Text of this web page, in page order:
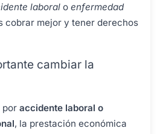
laboral o enfermedad
cobrar mejor y tener derechos
cambiar la
por accidente laboral o
, la prestación económica